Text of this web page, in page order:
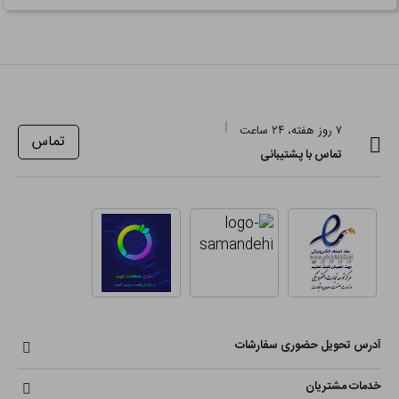
۷ روز هفته، ۲۴ ساعت
تماس با پشتیبانی
تماس
آدرس تحویل حضوری سفارشات
خدمات مشتریان